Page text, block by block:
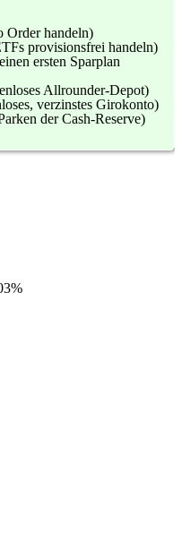
Order handeln)
provisionsfrei handeln)
ersten Sparplan
Allrounder-Depot)
verzinstes Girokonto)
der Cash-Reserve)